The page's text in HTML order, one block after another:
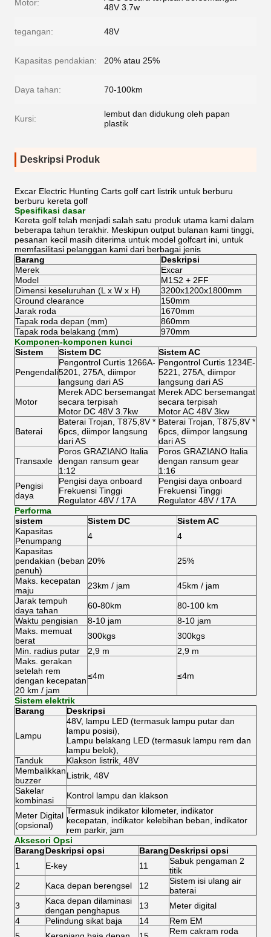
Motor:
48V 3.7w
tegangan: 48V
Kapasitas pendakian: 20% atau 25%
Daya tahan: 70-100km
Kursi:
lembut dan didukung oleh papan
plastik
Deskripsi Produk
Excar Electric Hunting Carts golf cart listrik untuk berburu
berburu kereta golf
Spesifikasi dasar
Kereta golf telah menjadi salah satu produk utama kami dalam
beberapa tahun terakhir. Meskipun output bulanan kami tinggi,
pesanan kecil masih diterima untuk model golfcart ini, untuk
memfasilitasi pelanggan kami dari berbagai jenis
Barang
Deskripsi
Merek
Excar
Model
M1S2 + 2FF
Dimensi keseluruhan (L x W x H)
3200x1200x1800mm
Ground clearance
150mm
Jarak roda
1670mm
Tapak roda depan (mm)
860mm
Tapak roda belakang (mm)
970mm
Komponen-komponen kunci
Sistem
Sistem DC Sistem AC
Pengendali
Pengontrol Curtis 1266A-
5201, 275A, diimpor
langsung dari AS
Pengontrol Curtis 1234E-
5221, 275A, diimpor
langsung dari AS
Motor
Merek ADC bersemangat
secara terpisah
Motor DC 48V 3.7kw
Merek ADC bersemangat
secara terpisah
Motor AC 48V 3kw
Baterai
Baterai Trojan, T875,8V *
6pcs, diimpor langsung
dari AS
Baterai Trojan, T875,8V *
6pcs, diimpor langsung
dari AS
Transaxle
Poros GRAZIANO Italia
dengan ransum gear
1:12
Poros GRAZIANO Italia
dengan ransum gear
1:16
Pengisi
daya
Pengisi daya onboard
Frekuensi Tinggi
Regulator 48V / 17A
Pengisi daya onboard
Frekuensi Tinggi
Regulator 48V / 17A
Performa
sistem
Sistem DC
Sistem AC
Kapasitas
Penumpang
4
4
Kapasitas
pendakian (beban
penuh)
20% 25%
Maks. kecepatan
maju
23km / jam
45km / jam
Jarak tempuh
daya tahan
60-80km
80-100 km
Waktu pengisian
8-10 jam
8-10 jam
Maks. memuat
berat
300kgs
300kgs
Min.
radius putar 2,9 m
2,9 m
Maks. gerakan
setelah rem
dengan kecepatan
20 km / jam
≤4m ≤4m
Sistem elektrik
Barang
Deskripsi
Lampu
48V, lampu LED (termasuk lampu putar dan
lampu posisi),
Lampu belakang LED (termasuk lampu rem dan
lampu belok),
Tanduk
Klakson listrik, 48V
Membalikkan
buzzer
Listrik, 48V
Sakelar
kombinasi
Kontrol lampu dan klakson
Meter Digital
(opsional)
Termasuk indikator kilometer, indikator
kecepatan, indikator kelebihan beban, indikator
rem parkir, jam
Aksesori Opsi
BarangDeskripsi opsi BarangDeskripsi opsi
1
E-key 11
Sabuk pengaman 2
titik
2
Kaca depan berengsel 12
Sistem isi ulang air
baterai
3
Kaca depan dilaminasi
dengan penghapus
13
Meter digital
4
Pelindung sikat baja 14
Rem EM
Rem cakram roda